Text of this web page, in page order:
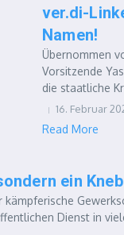
ver.di-
Namen!
Übernommen
Vorsitzende
die staatliche
16. Februar
Read More
ein
kämpferische
Dienst in